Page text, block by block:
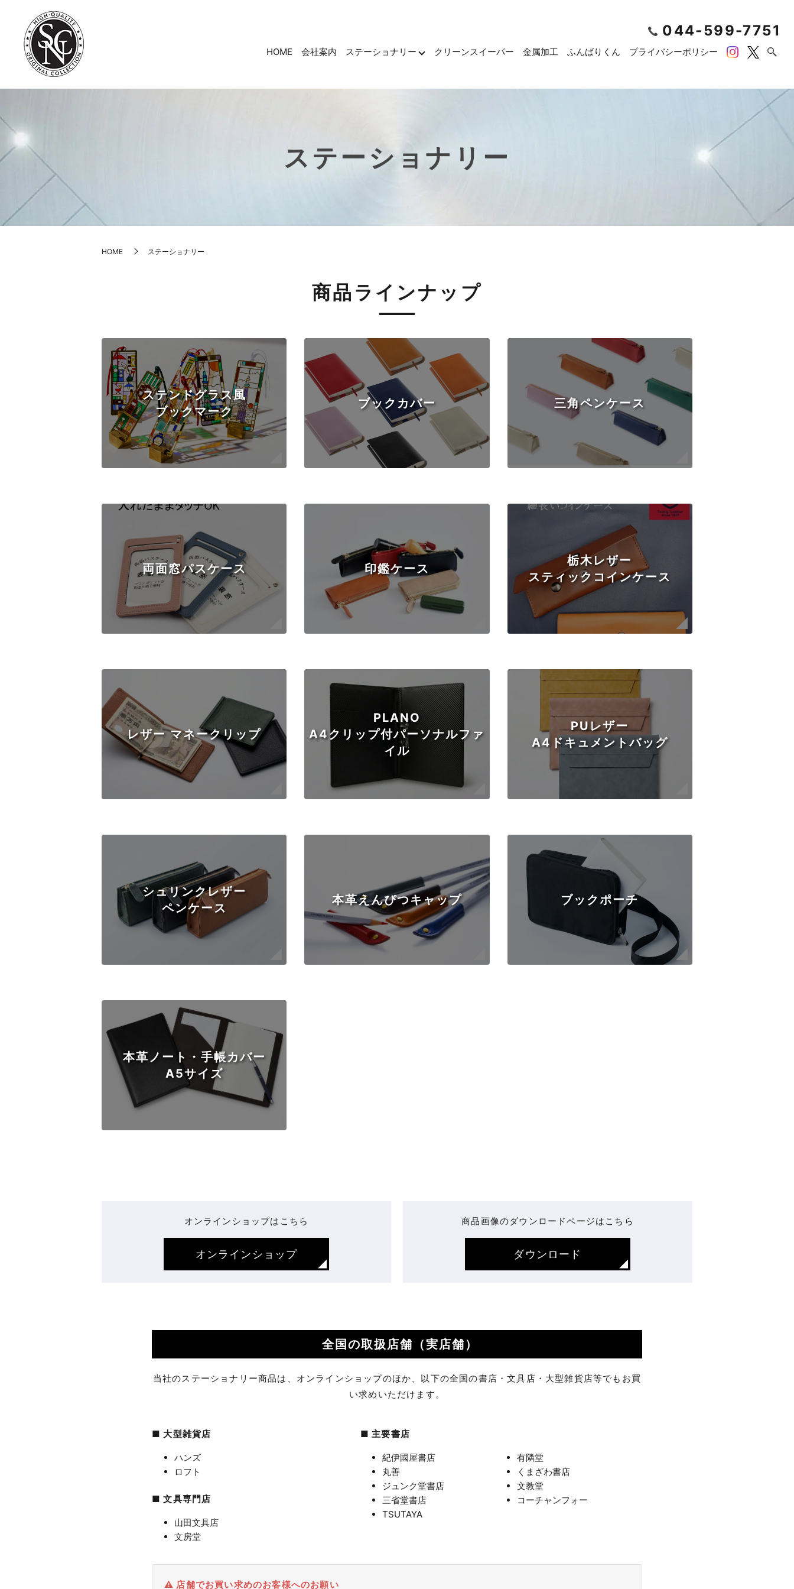
HOME 会社案内 ステーショナリー クリーンスイーパー 金属加工 ふんばりくん プライバシーポリシー
044-599-7751
ステーショナリー
HOME ステーショナリー
商品ラインナップ
ステンドグラス風
ブックマーク
ブックカバー 三角ペンケース
両面窓パスケース 印鑑ケース
栃木レザー
スティックコインケース
レザー マネークリップ
PLANO
A4クリップ付パーソナルファ
イル
PUレザー
A4ドキュメントバッグ
シュリンクレザー
ペンケース
本革えんぴつキャップ ブックポーチ
本革ノート・手帳カバー
A5サイズ
オンラインショップはこちら
オンラインショップ
商品画像のダウンロードページはこちら
ダウンロード
全国の取扱店舗（実店舗）
当社のステーショナリー商品は、オンラインショップのほか、以下の全国の書店・文具店・大型雑貨店等でもお買
い求めいただけます。
■ 大型雑貨店
ハンズ
ロフト
■ 文具専門店
山田文具店
文房堂
■ 主要書店
紀伊國屋書店
丸善
ジュンク堂書店
三省堂書店
TSUTAYA
有隣堂
くまざわ書店
文教堂
コーチャンフォー
⚠️ 店舗でお買い求めのお客様へのお願い